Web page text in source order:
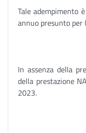
Tale adempimento
annuo presunto per
In assenza della
della prestazione
2023.